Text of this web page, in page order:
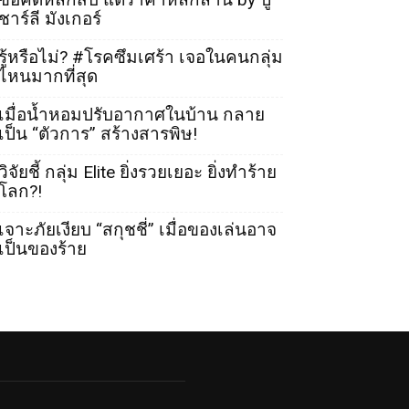
าร์ลี มังเกอร์
หรือไม่? #โรคซึมเศร้า เจอในคนกลุ่ม
หนมากที่สุด
มื่อน้ำหอมปรับอากาศในบ้าน กลาย
ป็น “ตัวการ” สร้างสารพิษ!
จัยชี้ กลุ่ม Elite ยิ่งรวยเยอะ ยิ่งทำร้าย
ลก?!
จาะภัยเงียบ “สกุชชี่” เมื่อของเล่นอาจ
ป็นของร้าย